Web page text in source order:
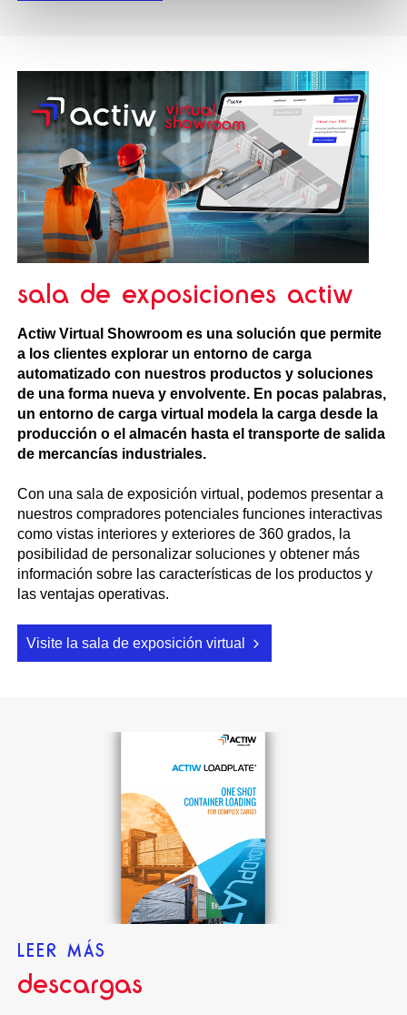
sala de exposiciones actiw
Actiw Virtual Showroom es una solución que permite
a los clientes explorar un entorno de carga
automatizado con nuestros productos y soluciones
de una forma nueva y envolvente. En pocas palabras,
un entorno de carga virtual modela la carga desde la
producción o el almacén hasta el transporte de salida
de mercancías industriales.
Con una sala de exposición virtual, podemos presentar a
nuestros compradores potenciales funciones interactivas
como vistas interiores y exteriores de 360 grados, la
posibilidad de personalizar soluciones y obtener más
información sobre las características de los productos y
las ventajas operativas.
Visite la sala de exposición virtual
LEER MÁS
descargas